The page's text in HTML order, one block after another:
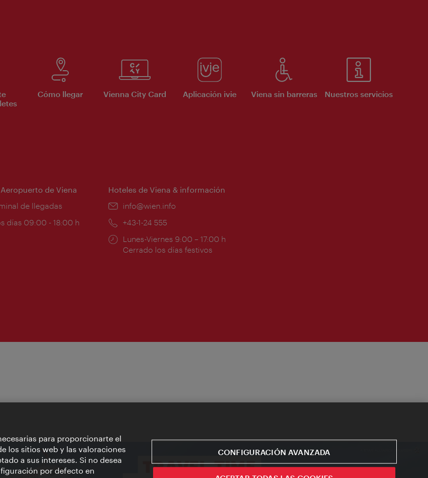
Cómo llegar Vienna City Card Aplicación ivie Viena sin barreras Nuestros servicios
de Viena
de llegadas
días 09:00 - 18:00 h
Hoteles de Viena & información
e-
info@wien.info
Teléfono:
+43-1-24 555
Horarios
de
Lunes-Viernes 9:00 – 17:00 h
Cerrado los días festivos
para proporcionarte el
los sitios web y las valoraciones
a sus intereses. Si no desea
por defecto en
CONFIGURACIÓN AVANZADA